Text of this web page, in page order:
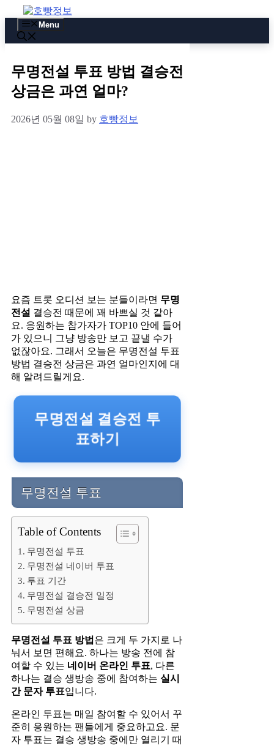
to
content
Menu
무명전설 투표 방법 결승전
상금은 과연 얼마?
2026년 05월 08일 by 호빵정보
요즘 트롯 오디션 보는 분들이라면 무명
전설 결승전 때문에 꽤 바쁘실 것 같아
요. 응원하는 참가자가 TOP10 안에 들어
가 있으니 그냥 방송만 보고 끝낼 수가
없잖아요. 그래서 오늘은 무명전설 투표
방법 결승전 상금은 과연 얼마인지에 대
해 알려드릴게요.
무명전설 결승전 투
표하기
무명전설 투표
Table of Contents
무명전설 투표
무명전설 네이버 투표
투표 기간
무명전설 결승전 일정
무명전설 상금
무명전설 투표 방법 은 크게 두 가지로 나
눠서 보면 편해요. 하나는 방송 전에 참
여할 수 있는 네이버 온라인 투표, 다른
하나는 결승 생방송 중에 참여하는 실시
간 문자 투표입니다.
온라인 투표는 매일 참여할 수 있어서 꾸
준히 응원하는 팬들에게 중요하고요. 문
자 투표는 결승 생방송 중에만 열리기 때